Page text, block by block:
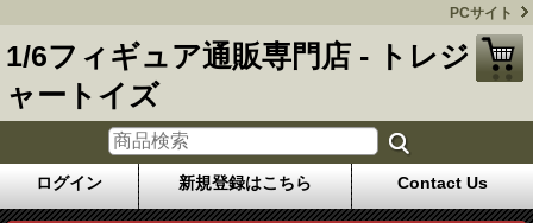
PCサイト
1/6フィギュア通販専門店 - トレジ
ャートイズ
ログイン 新規登録はこちら Contact Us